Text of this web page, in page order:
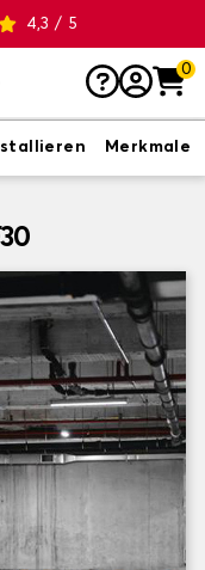
4,3 / 5
0
Merkmale